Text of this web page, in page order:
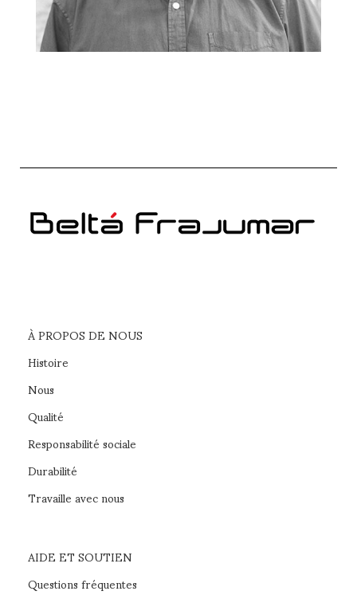
À PROPOS DE NOUS
Histoire
Nous
Qualité
Responsabilité sociale
Durabilité
Travaille avec nous
AIDE ET SOUTIEN
Questions fréquentes